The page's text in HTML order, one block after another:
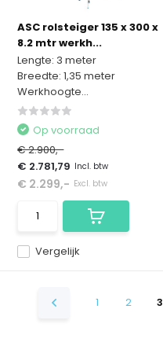
ASC rolsteiger 135 x 300 x
8.2 mtr werkh...
Lengte: 3 meter
Breedte: 1,35 meter
Werkhoogte...
Vergelijk
Op voorraad
€ 2.900,-
€ 2.781,79 Incl. btw
€ 2.299,- Excl. btw
1 2 3